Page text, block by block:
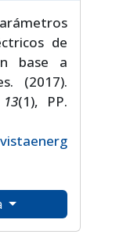
de
base a
(2017).
13(1), PP.